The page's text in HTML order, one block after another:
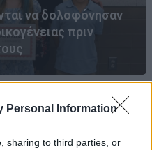
Personal Information
sharing to third parties, or
να δολοφόνησαν
πριν